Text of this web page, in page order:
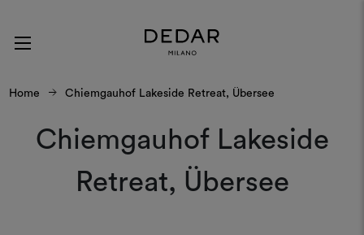
Home Chiemgauhof Lakeside Retreat, Übersee
Chiemgauhof Lakeside
Retreat, Übersee